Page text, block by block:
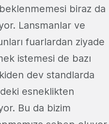
biraz da
Lansmanlar ve
fuarlardan ziyade
istemesi de bazı
dev standlarda
esneklikten
Bu da bizim